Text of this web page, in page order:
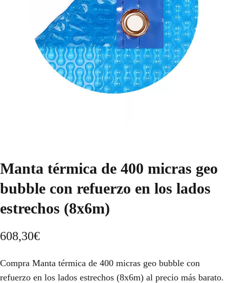
Manta térmica de 400 micras geo
bubble con refuerzo en los lados
estrechos (8x6m)
608,30€
Compra Manta térmica de 400 micras geo bubble con
refuerzo en los lados estrechos (8x6m) al precio más barato.